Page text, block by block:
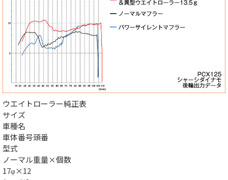
ウエイトローラー純正表
サイズ
車種名
車体番号頭番
型式
ノーマル重量×個数
17φ×12